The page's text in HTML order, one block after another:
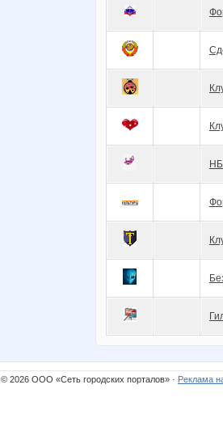
© 2026 ООО «Сеть городских порталов» · Реклама